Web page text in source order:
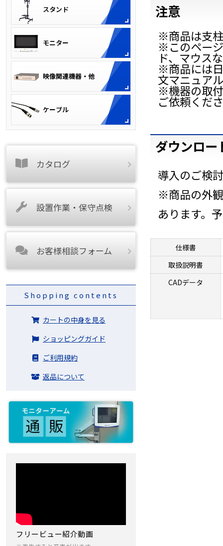
注意
※商品は支
※このペー
ド、マウス
※商品には
文マニュア
※機器の取
ご依頼くだ
ダウンロー
導入のご検
※商品の外
あります。
仕様書
取扱説明書
CADデータ
カタログ
設置作業・保守点検
お客様相談フォーム
Shopping contents
カートの中身を見る
ショッピングガイド
ご利用規約
返品について
フリービュー紹介動画